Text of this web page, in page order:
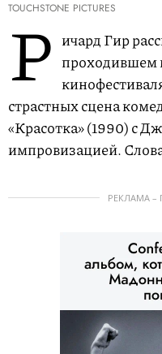
TOUCHSTONE PICTURES
Р ичард Гир
проходившем
страстных сцена
«Красотка» (1990) с
импровизацией.
РЕКЛАМА